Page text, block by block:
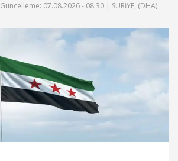
Güncelleme: 07.08.2026 - 08:30 | SURİYE, (DHA)